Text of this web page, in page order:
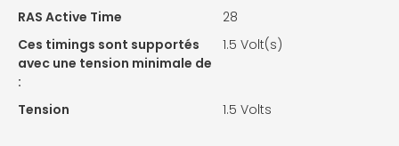
RAS Active Time
28
Ces timings sont supportés
avec une tension minimale de
:
1.5 Volt(s)
Tension 1.5 Volts